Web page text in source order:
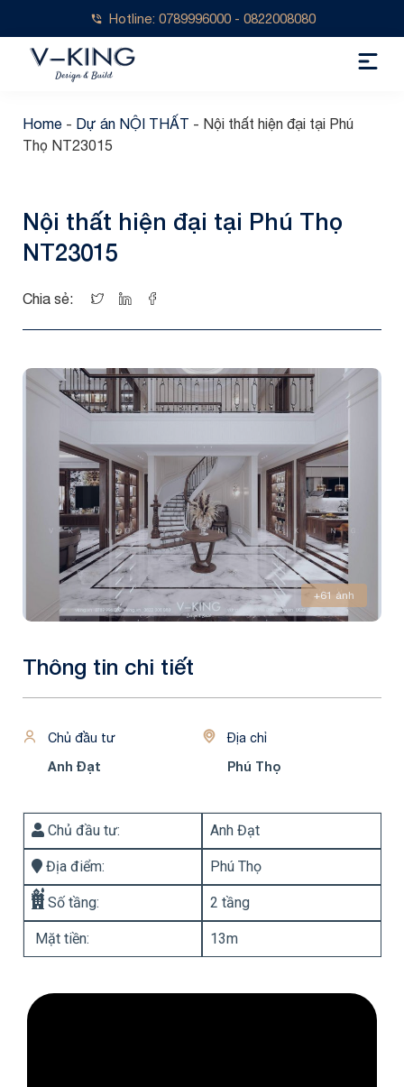
Hotline: 0789996000 - 0822008080
Home - Dự án NỘI THẤT - Nội thất hiện đại tại Phú
Thọ NT23015
Nội thất hiện đại tại Phú Thọ
NT23015
Chia sẻ:
+61 ảnh
Thông tin chi tiết
Chủ đầu tư
Anh Đạt
Địa chỉ
Phú Thọ
Chủ đầu tư: Anh Đạt
Địa điểm: Phú Thọ
Số tầng: 2 tầng
Mặt tiền: 13m